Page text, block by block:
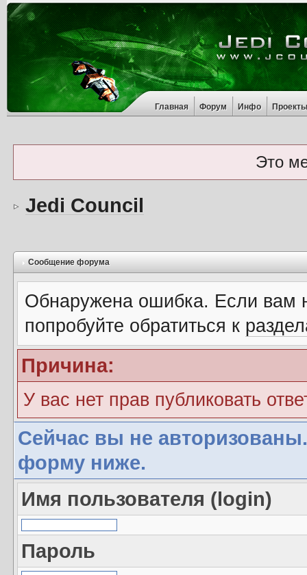
Главная Форум Инфо
Это
Jedi Council
Сообщение форума
Обнаружена ошибка. Если вам
попробуйте обратиться к
Причина:
У вас нет прав публиковать
Сейчас вы не
форму ниже.
Имя пользователя (login)
Пароль